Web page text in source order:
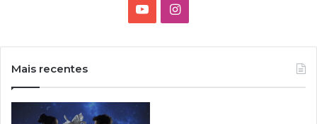
I
Mais recentes